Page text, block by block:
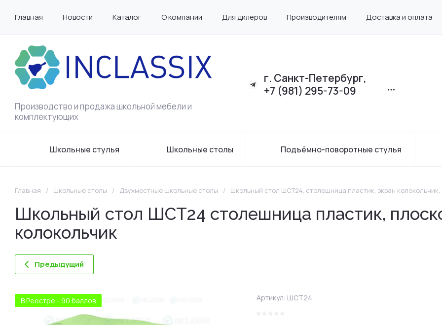
Главная Новости Каталог О компании Для дилеров Производителям Доставка и оплата
Производство и продажа школьной мебели и
комплектующих
г. Санкт-Петербург,
+7 (981) 295-73-09
Школьные стулья Школьные столы Подъёмно-поворотные стулья
Главная / Школьные столы / Двухместные школьные столы / Школьный стол ШСТ24, столешница пластик, экран колокольчик,
Школьный стол ШСТ24 столешница пластик,
колокольчик
Предыдущий
В Реестре - 90 баллов Артикул: ШСТ24